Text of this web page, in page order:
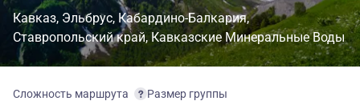
Кавказ Эльбрус Кабардино-Балкария
Ставропольский край Кавказские Минеральные Воды
Сложность маршрута Размер группы